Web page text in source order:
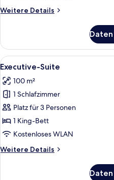
Weitere Details
Weitere
Zimmer,
2 Einzelbetten
Daten
Alle
Fotos
für
Executive-
Suite
anzeigen
5
Executive-Suite
100 m²
1 Schlafzimmer
Platz für 3 Personen
1 King-Bett
Kostenloses WLAN
Weitere Details
Weitere
Daten